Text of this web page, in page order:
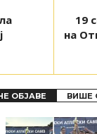
19
на
ОБЈАВЕ ВИШЕ